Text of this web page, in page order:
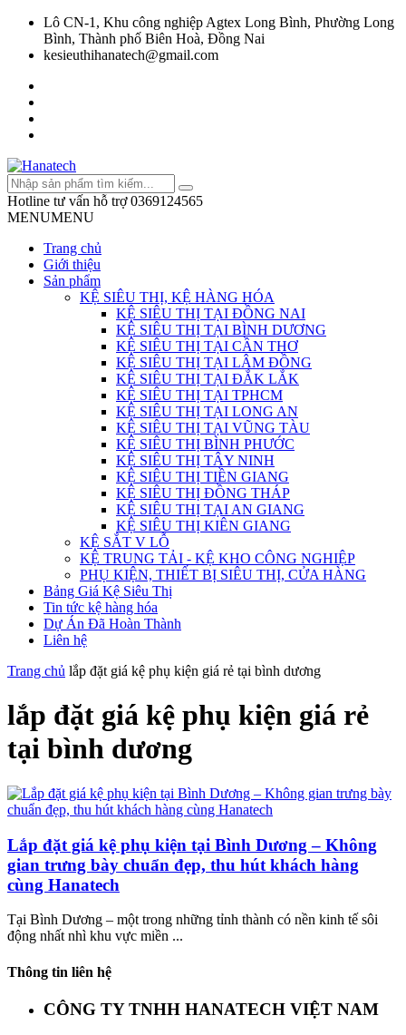
Lô CN-1, Khu công nghiệp Agtex Long Bình, Phường Long
Bình, Thành phố Biên Hoà, Đồng Nai
kesieuthihanatech@gmail.com
Hotline tư vấn hỗ trợ 0369124565
MENUMENU
Trang chủ
Giới thiệu
Sản phẩm
KỆ SIÊU THỊ, KỆ HÀNG HÓA
KỆ SIÊU THỊ TẠI ĐỒNG NAI
KỆ SIÊU THỊ TẠI BÌNH DƯƠNG
KỆ SIÊU THỊ TẠI CẦN THƠ
KỆ SIÊU THỊ TẠI LÂM ĐỒNG
KỆ SIÊU THỊ TẠI ĐẮK LẮK
KỆ SIÊU THỊ TẠI TPHCM
KỆ SIÊU THỊ TẠI LONG AN
KỆ SIÊU THỊ TẠI VŨNG TÀU
KỆ SIÊU THỊ BÌNH PHƯỚC
KỆ SIÊU THỊ TÂY NINH
KỆ SIÊU THỊ TIỀN GIANG
KỆ SIÊU THỊ ĐỒNG THÁP
KỆ SIÊU THỊ TẠI AN GIANG
KỆ SIÊU THỊ KIÊN GIANG
KỆ SẮT V LỖ
KỆ TRUNG TẢI - KỆ KHO CÔNG NGHIỆP
PHỤ KIỆN, THIẾT BỊ SIÊU THỊ, CỬA HÀNG
Bảng Giá Kệ Siêu Thị
Tin tức kệ hàng hóa
Dự Án Đã Hoàn Thành
Liên hệ
Trang chủ lắp đặt giá kệ phụ kiện giá rẻ tại bình dương
lắp đặt giá kệ phụ kiện giá rẻ
tại bình dương
Lắp đặt giá kệ phụ kiện tại Bình Dương – Không
gian trưng bày chuẩn đẹp, thu hút khách hàng
cùng Hanatech
Tại Bình Dương – một trong những tỉnh thành có nền kinh tế sôi
động nhất nhì khu vực miền ...
Thông tin liên hệ
CÔNG TY TNHH HANATECH VIỆT NAM